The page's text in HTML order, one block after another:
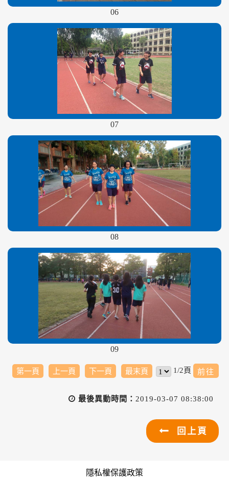
06
07
08
09
第一頁 上一頁 下一頁 最末頁 1/2頁
最後異動時間： 2019-03-07 08:38:00
回上頁
隱私權保護政策